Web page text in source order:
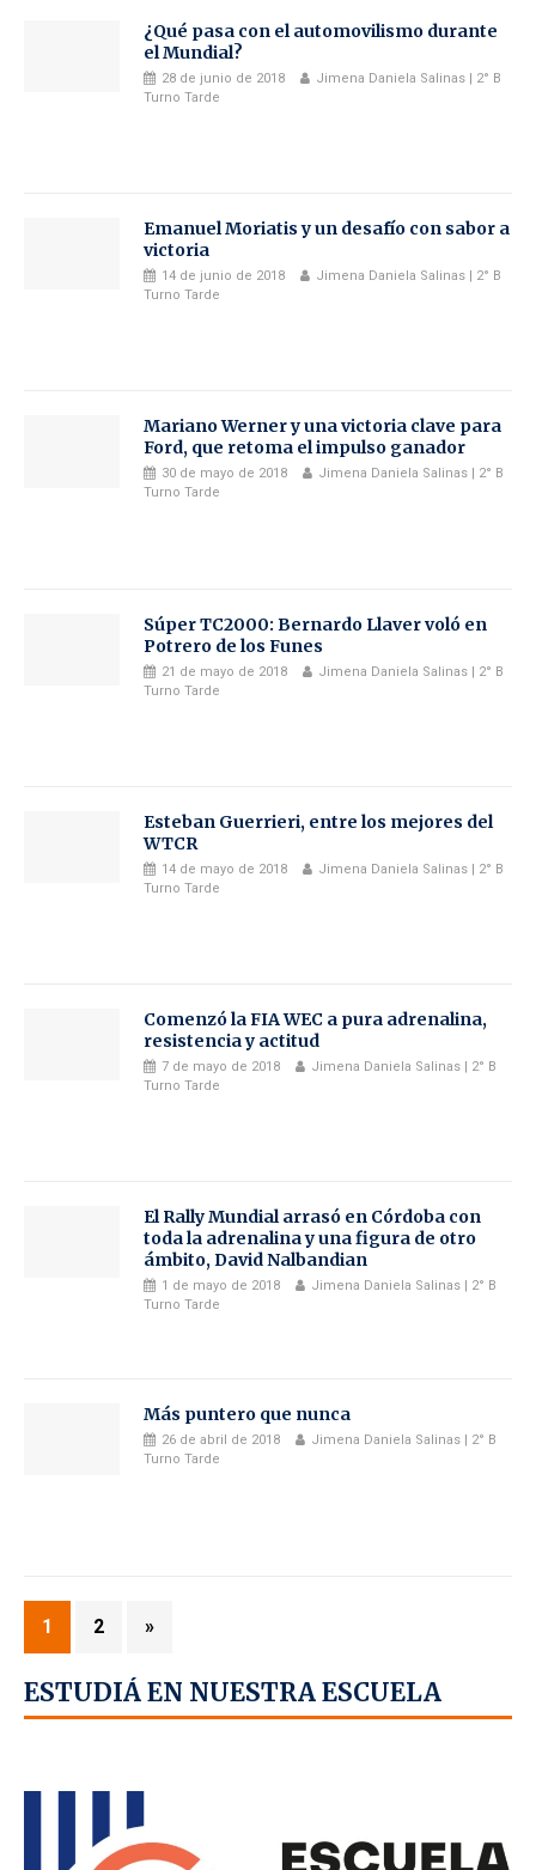
¿Qué pasa con el automovilismo durante
el Mundial?
28 de junio de 2018
Jimena Daniela Salinas | 2° B
Turno Tarde
Emanuel Moriatis y un desafío con sabor a
victoria
14 de junio de 2018
Jimena Daniela Salinas | 2° B
Turno Tarde
Mariano Werner y una victoria clave para
Ford, que retoma el impulso ganador
30 de mayo de 2018
Jimena Daniela Salinas | 2° B
Turno Tarde
Súper TC2000: Bernardo Llaver voló en
Potrero de los Funes
21 de mayo de 2018
Jimena Daniela Salinas | 2° B
Turno Tarde
Esteban Guerrieri, entre los mejores del
WTCR
14 de mayo de 2018
Jimena Daniela Salinas | 2° B
Turno Tarde
Comenzó la FIA WEC a pura adrenalina,
resistencia y actitud
7 de mayo de 2018
Jimena Daniela Salinas | 2° B
Turno Tarde
El Rally Mundial arrasó en Córdoba con
toda la adrenalina y una figura de otro
ámbito, David Nalbandian
1 de mayo de 2018
Jimena Daniela Salinas | 2° B
Turno Tarde
Más puntero que nunca
26 de abril de 2018
Jimena Daniela Salinas | 2° B
Turno Tarde
1 2 »
ESTUDIÁ EN NUESTRA ESCUELA